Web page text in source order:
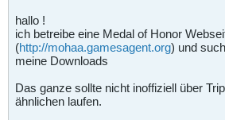
hallo !
ich betreibe eine Medal of Honor
(http://mohaa.gamesagent.org) und
meine Downloads
Das ganze sollte nicht inoffiziell über
ähnlichen laufen.